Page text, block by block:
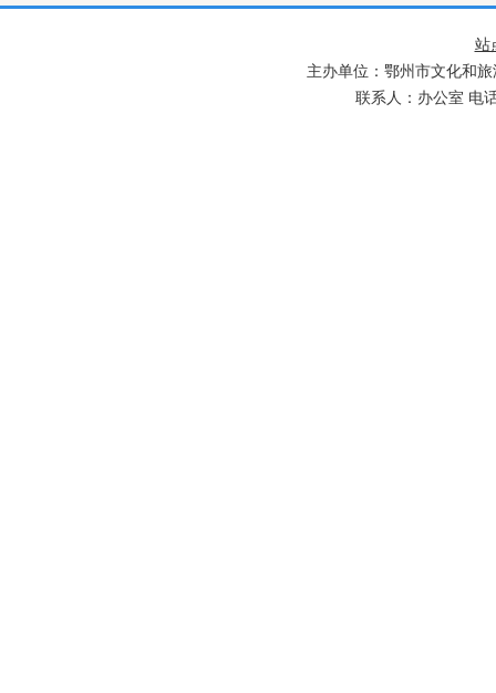
站
主办单位：鄂州市文化和
联系人：办公室 电